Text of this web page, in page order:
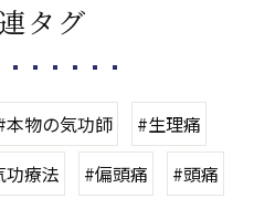
タグ
本物の気功師
#生理痛
功療法 #偏頭痛 #頭痛